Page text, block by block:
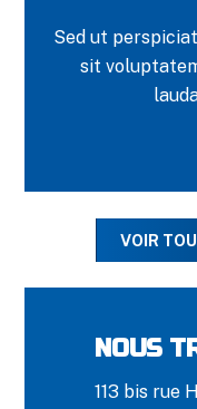
Sed ut
sit
VOIR
NOUS
113 bis rue